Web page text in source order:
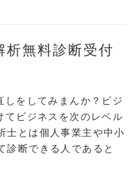
析無料診断受付
しをしてみまんか？ビジ
てビジネスを次のレベル
士とは個人事業主や中小
診断できる人であると